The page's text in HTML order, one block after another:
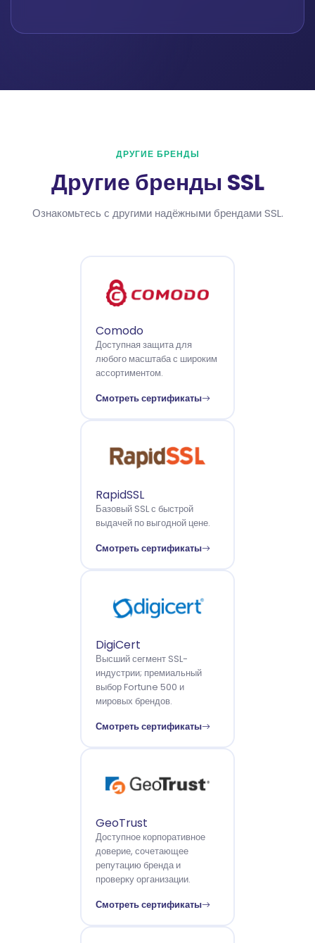
ДРУГИЕ БРЕНДЫ
Другие бренды SSL
Ознакомьтесь с другими надёжными брендами SSL.
Comodo
Доступная защита для
любого масштаба с широким
ассортиментом.
Смотреть сертификаты
RapidSSL
Базовый SSL с быстрой
выдачей по выгодной цене.
Смотреть сертификаты
DigiCert
Высший сегмент SSL-
индустрии; премиальный
выбор Fortune 500 и
мировых брендов.
Смотреть сертификаты
GeoTrust
Доступное корпоративное
доверие, сочетающее
репутацию бренда и
проверку организации.
Смотреть сертификаты